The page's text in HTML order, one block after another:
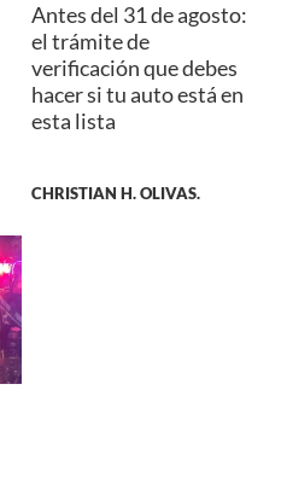
Antes del 31 de agosto:
el trámite de
verificación que debes
hacer si tu auto está en
esta lista
CHRISTIAN H. OLIVAS.